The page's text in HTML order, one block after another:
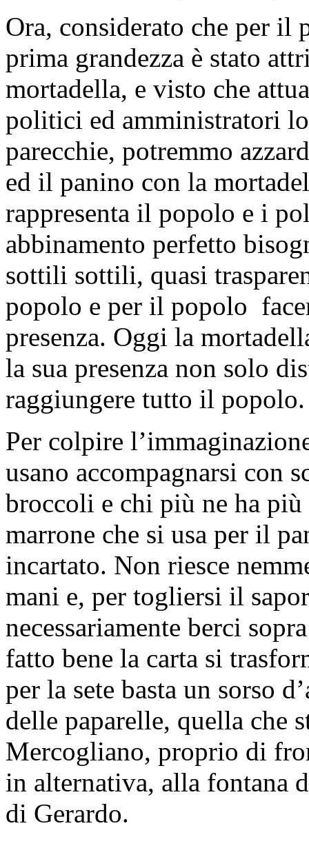
Ora, considerato che per il
prima grandezza è stato
mortadella, e visto che
politici ed amministratori
parecchie, potremmo
ed il panino con la
rappresenta il popolo e i
abbinamento perfetto
sottili sottili, quasi
popolo e per il popolo
presenza. Oggi la
la sua presenza non solo
raggiungere tutto il popolo.
Per colpire
usano accompagnarsi con
broccoli e chi più ne ha
marrone che si usa per il
incartato. Non riesce
mani e, per togliersi il
necessariamente berci
fatto bene la carta si
per la sete basta un sorso
delle paparelle, quella che
Mercogliano, proprio di
in alternativa, alla fontana
di Gerardo.